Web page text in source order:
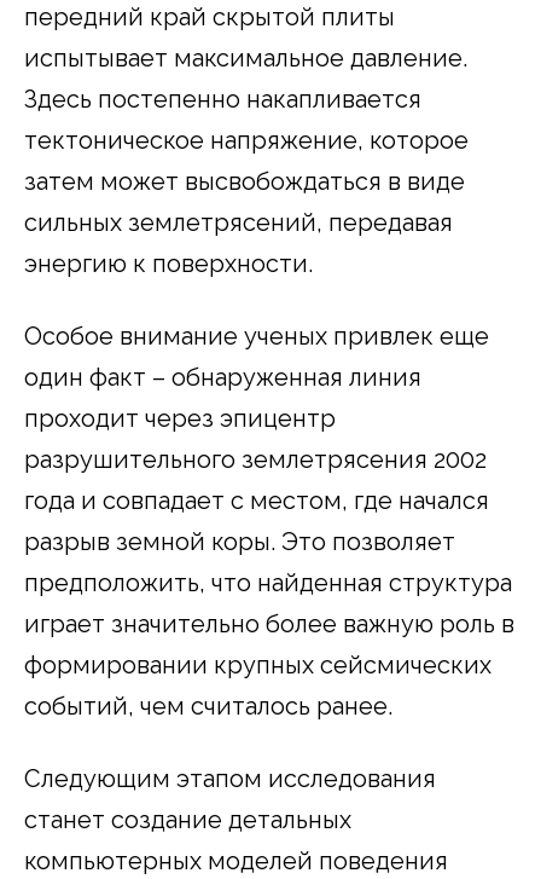
передний край скрытой плиты
испытывает максимальное давление.
Здесь постепенно накапливается
тектоническое напряжение, которое
затем может высвобождаться в виде
сильных землетрясений, передавая
энергию к поверхности.
Особое внимание ученых привлек еще
один факт – обнаруженная линия
проходит через эпицентр
разрушительного землетрясения 2002
года и совпадает с местом, где начался
разрыв земной коры. Это позволяет
предположить, что найденная структура
играет значительно более важную роль в
формировании крупных сейсмических
событий, чем считалось ранее.
Следующим этапом исследования
станет создание детальных
компьютерных моделей поведения